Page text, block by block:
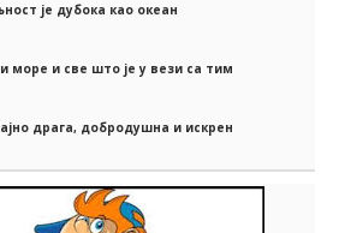
је дубока као океан
море и све што је у вези са тим
драга, добродушна и искрен